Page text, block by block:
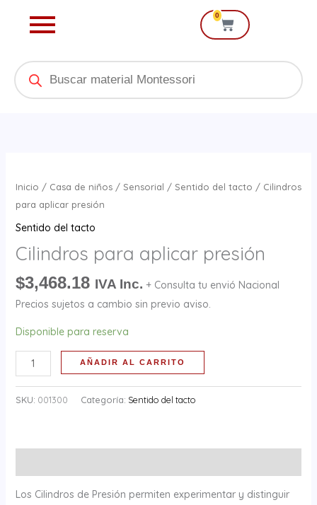
0
Cart
Products
search
Inicio / Casa de niños/ Sensorial / Sentido del tacto / Cilindros
para aplicar presión
Sentido del tacto
Cilindros para aplicar presión
$3,468.18 IVA Inc. + Consulta tu envió Nacional
Precios sujetos a cambio sin previo aviso.
Disponible para reserva
para
aplicar
AÑADIR AL CARRITO
SKU: 001300 Categoría: Sentido del tacto
Los Cilindros de Presión permiten experimentar y distinguir